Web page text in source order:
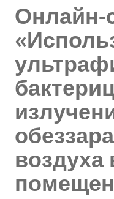
Онлайн-
воздуха